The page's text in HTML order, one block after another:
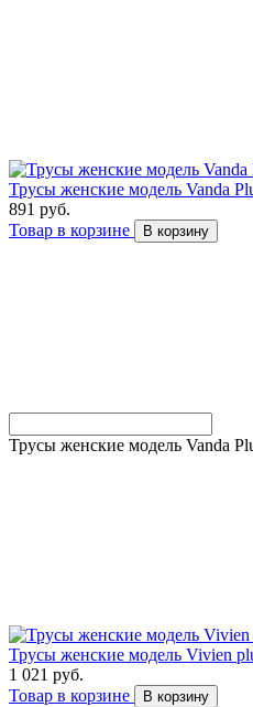
Трусы женские модель Vanda
891 руб.
Товар в корзине
В корзину
Трусы женские модель Vanda
Трусы женские модель Vivien
1 021 руб.
Товар в корзине
В корзину